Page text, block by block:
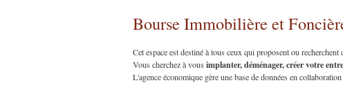
Bourse Immobilière et
Cet espace est destiné à tous ceux qui proposent ou recherchent
Vous cherchez à vous implanter, déménager, créer votre
L'agence économique gère une base de données en